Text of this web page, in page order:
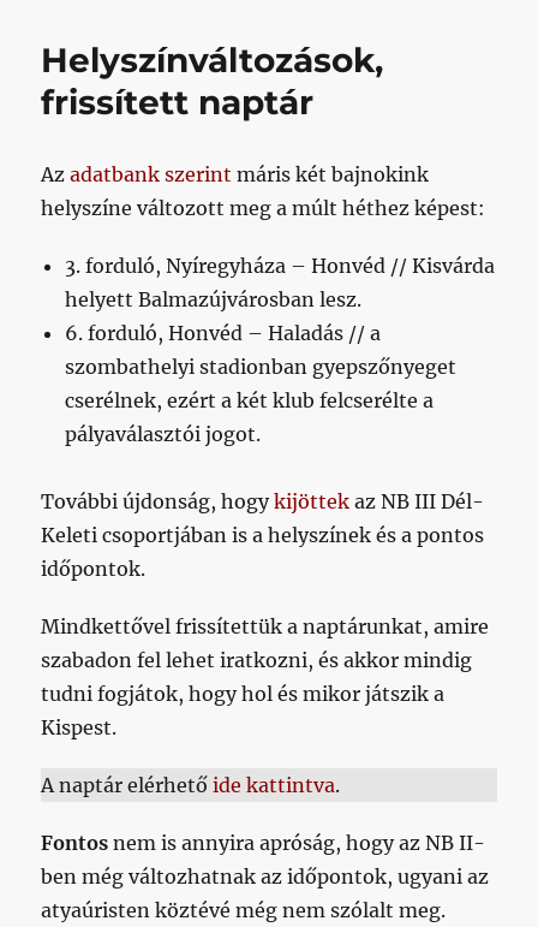
poszt
Nyíregyháza
bejegyzéshez
Helyszínváltozások,
frissített naptár
Azadatbank szerint máris két bajnokink
helyszíne változott meg a múlt héthez képest:
3. forduló, Nyíregyháza – Honvéd // Kisvárda
helyett Balmazújvárosban lesz.
6. forduló, Honvéd – Haladás // a
szombathelyi stadionban gyepszőnyeget
cserélnek, ezért a két klub felcserélte a
pályaválasztói jogot.
További újdonság, hogykijöttek az NB III Dél-
Keleti csoportjában is a helyszínek és a pontos
időpontok.
Mindkettővel frissítettük a naptárunkat, amire
szabadon fel lehet iratkozni, és akkor mindig
tudni fogjátok, hogy hol és mikor játszik a
Kispest.
A naptár elérhetőide kattintva.
Fontos nem is annyira apróság, hogy az NB II-
ben még változhatnak az időpontok, ugyani az
atyaúristen köztévé még nem szólalt meg.